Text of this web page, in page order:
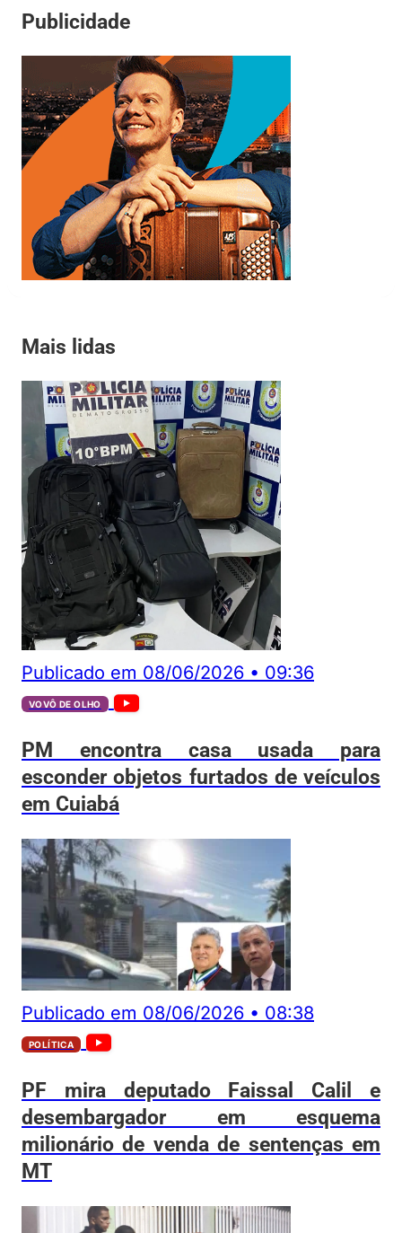
Publicidade
Mais lidas
Publicado em 08/06/2026 • 09:36
VOVÔ DE OLHO
PM encontra casa usada para
esconder objetos furtados de veículos
em Cuiabá
Publicado em 08/06/2026 • 08:38
POLÍTICA
PF mira deputado Faissal Calil e
desembargador em esquema
milionário de venda de sentenças em
MT